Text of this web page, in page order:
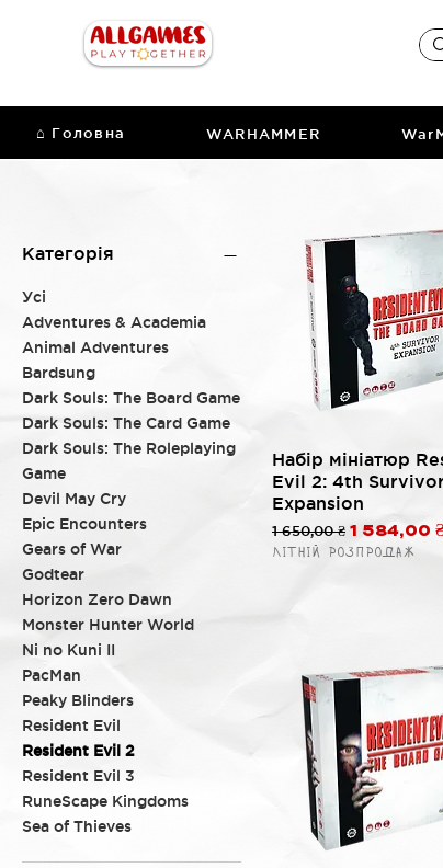
⌂ Головна WARHAMMER
Категорія
Усі
Adventures & Academia
Animal Adventures
Bardsung
Dark Souls: The Board Game
Dark Souls: The Card Game
Dark Souls: The Roleplaying
Game
Devil May Cry
Epic Encounters
Gears of War
Godtear
Horizon Zero Dawn
Monster Hunter World
Ni no Kuni II
PacMan
Peaky Blinders
Resident Evil
Resident Evil 2
Resident Evil 3
RuneScape Kingdoms
Sea of Thieves
Швидкий
Набір мініатюр
Evil 2: 4th
Expansion
Звичайна ціна
1 650,00 ₴ За
1 584,00
Літній розпродаж